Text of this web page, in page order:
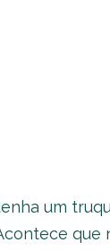
um
que